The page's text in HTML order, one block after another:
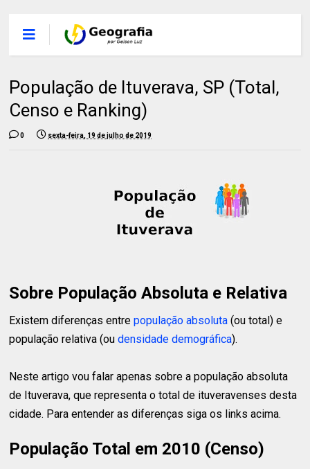
População de Ituverava, SP (Total,
Censo e Ranking)
0 sexta-feira, 19 de julho de 2019
Sobre População Absoluta e Relativa
Existem diferenças entrepopulação absoluta (ou total) e
população relativa (oudensidade demográfica).
Neste artigo vou falar apenas sobre a população absoluta
de Ituverava, que representa o total de ituveravenses desta
cidade. Para entender as diferenças siga os links acima.
População Total em 2010 (Censo)